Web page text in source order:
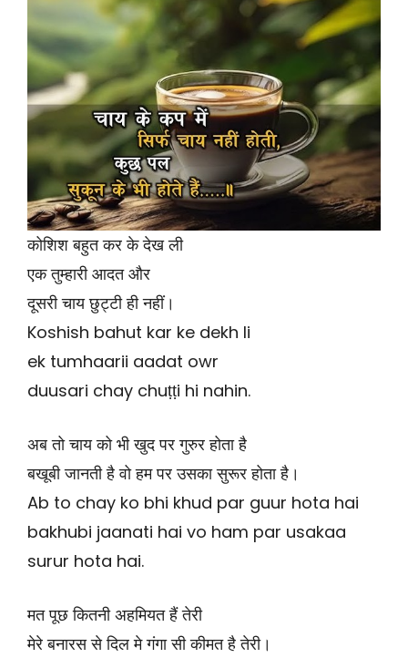
कोशिश बहुत कर के देख ली
एक तुम्हारी आदत और
दूसरी चाय छुट्टी ही नहीं।
Koshish bahut kar ke dekh li
ek tumhaarii aadat owr
duusari chay chuṭṭi hi nahin.
अब तो चाय को भी खुद पर गुरुर होता है
बखूबी जानती है वो हम पर उसका सुरूर होता है।
Ab to chay ko bhi khud par guur hota hai
bakhubi jaanati hai vo ham par usakaa
surur hota hai.
मत पूछ कितनी अहमियत हैं तेरी
मेरे बनारस से दिल मे गंगा सी कीमत है तेरी।